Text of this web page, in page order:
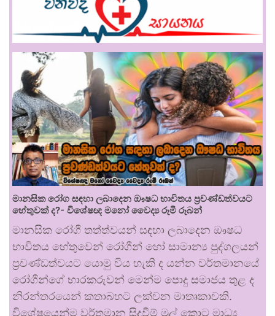
මානසික රෝග සඳහා ලබාදෙන ඖෂධ භාවිතය ප්‍රචණ්ඩත්වයට
හේතුවක් ද?- විශේෂඥ මනෝ වෛද්‍ය රූමි රූබන්
මානසික රෝගී තත්ත්වයන් සඳහා ලබාදෙන ඖෂධ
භාවිතය හේතුවෙන් රෝගීන් හෝ සාමාන්‍ය පුද්ගලයන්
ප්‍රචණ්ඩත්වයට යොමු විය හැකි ද යන්න වර්තමානයේ
රෝගීන්ගේ භාරකරුවන් මෙන්ම පොදු සමාජය තුළ ද
නිරන්තරයෙන් කතාබහට ලක්වන මාතෘකාවකි.
විශේෂයෙන්ම වර්තමාන සිදුවීම් මුල් කොට මාධ්‍ය